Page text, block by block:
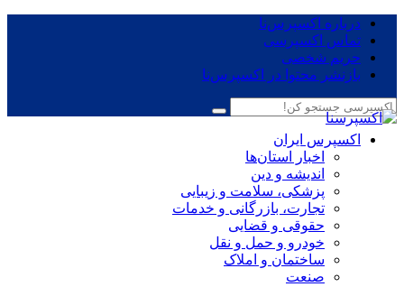
درباره اکسپرس‌نا
تماس اکسپرسی
حریم شخصی
بازنشر محتوا در اکسپرس‌نا
اکسپرس ایران
اخبار استان‌ها
اندیشه و دین
پزشکی، سلامت و زیبایی
تجارت، بازرگانی و خدمات
حقوقی و قضایی
خودرو و حمل و نقل
ساختمان و املاک
صنعت